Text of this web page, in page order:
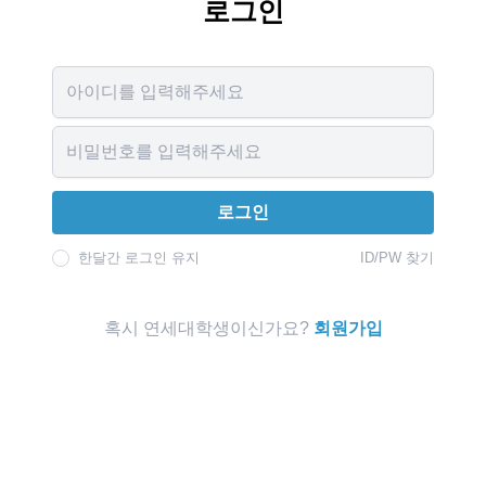
로그인
로그인
한달간 로그인 유지 ID/PW 찾기
혹시 연세대학생이신가요? 회원가입